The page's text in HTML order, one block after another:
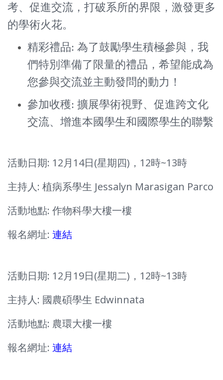
考、促進交流，打破系所的界限，激發更多
的學術火花。
精彩禮品: 為了鼓勵學生積極參與，我
們特別準備了限量的禮品，希望能成為
您參與交流並主動發問的動力！
參加收穫: 擴展學術視野、促進跨文化
交流、增進本國學生和國際學生的聯繫
活動日期: 12月14日(星期四)，12時~13時
主持人: 植病系學生 Jessalyn Marasigan Parco
活動地點: 作物科學大樓一樓
報名網址: 連結
活動日期: 12月19日(星期二)，12時~13時
主持人: 國農碩學生 Edwinnata
活動地點: 農環大樓一樓
報名網址: 連結